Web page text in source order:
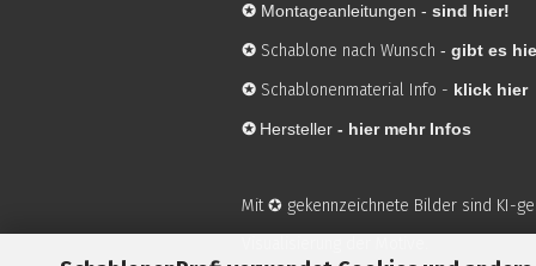
✪ Montageanleitungen - sind hier!
✪ Schablone nach Wunsch - gibt es
✪ Schablonenmaterial Info - klick hier
✪ Hersteller - hier mehr Infos
Mit ✪ gekennzeichnete Bilder sind KI-